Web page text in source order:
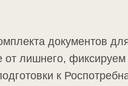
документов
от лишнего,
к